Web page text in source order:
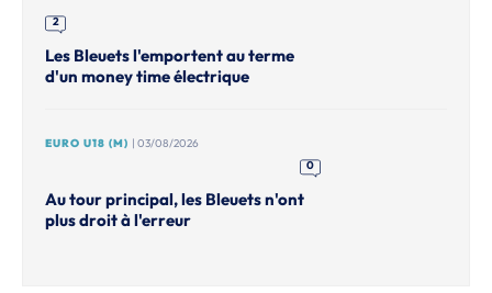
2
Les Bleuets l'emportent au terme
d'un money time électrique
EURO U18 (M) | 03/08/2026
0
Au tour principal, les Bleuets n'ont
plus droit à l'erreur